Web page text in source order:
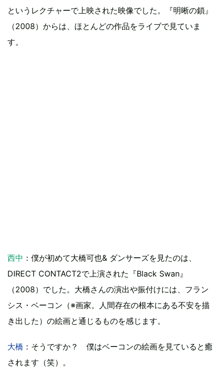
というレクチャーで上映された映像でした。『明晰の鎖』
（2008）からは、ほとんどの作品をライブで見ていま
す。
西中 ：僕が初めて大橋可也& ダンサーズを見たのは、
DIRECT CONTACT2で上演された『Black Swan』
（2008）でした。大橋さんの演出や振付けには、フラン
シス・ベーコン（※画家。人間存在の根本にある不安を描
き出した）の絵画と通じるものを感じます。
大橋 ：そうですか？ 僕はベーコンの絵画を見ていると癒
されます（笑）。